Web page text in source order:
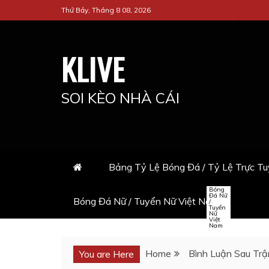
to
Thứ Bảy, Tháng 8 08, 2026
KLIVE
SOI KÈO NHÀ CÁI
Bảng Tỷ Lệ Bóng Đá / Tỷ Lệ Trực
Bóng Đá Nữ / Tuyển Nữ Việt Nam
Bóng
Đá Nữ
/
Tuyển
Nữ
Việt
Nam
You are Here Home Bình Luận Sau